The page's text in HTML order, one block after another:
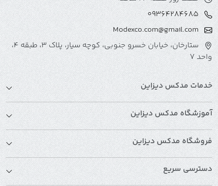
09364284685
Modexco.com@gmail.com
ستارخان، خیابان خسرو جنوبی، کوچه سیار، پلاک 3، طبقه 4،
واحد 7
خدمات مدکس دیزاین
آموزشگاه مدکس دیزاین
فروشگاه مدکس دیزاین
دسترسی سریع